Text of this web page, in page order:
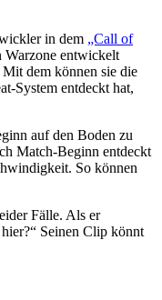
in dem „Call of
Warzone entwickelt
dem können sie die
System entdeckt hat,
auf den Boden zu
Match-Beginn entdeckt
So können
Fälle. Als er
Seinen Clip könnt